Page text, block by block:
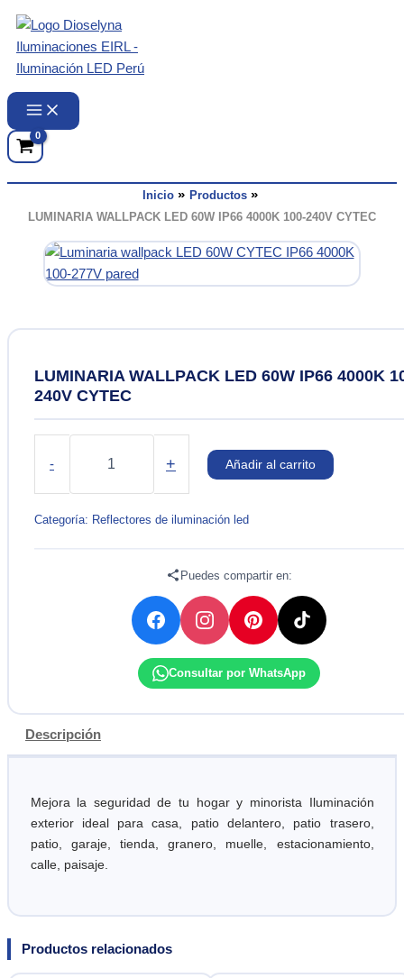
contenido
Inicio
Productos
LUMINARIA WALLPACK LED 60W IP66 4000K 100-240V CYTEC
LUMINARIA WALLPACK LED 60W IP66 4000K
240V CYTEC
-
60W
IP66
+ Añadir al carrito
Categoría: Reflectores de iluminación led
Puedes compartir en:
Consultar por WhatsApp
Descripción
Mejora la seguridad de tu hogar y minorista Iluminación
exterior ideal para casa, patio delantero, patio trasero,
patio, garaje, tienda, granero, muelle, estacionamiento,
calle, paisaje.
Productos relacionados